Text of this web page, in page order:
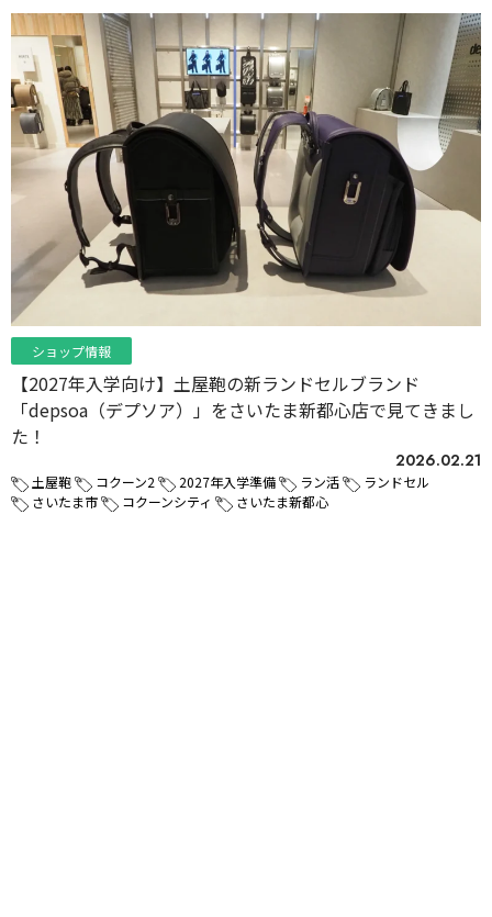
ショップ情報
【2027年入学向け】土屋鞄の新ランドセルブランド
「depsoa（デプソア）」をさいたま新都心店で見てきまし
た！
2026.02.21
土屋鞄 コクーン2 2027年入学準備 ラン活
ランドセル
さいたま市
コクーンシティ さいたま新都心